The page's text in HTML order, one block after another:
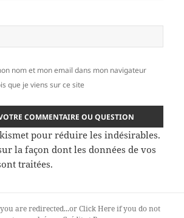
nom et mon email dans mon navigateur
que je viens sur ce site
pour réduire les indésirables.
la façon dont les données de vos
traitées.
are redirected...orClick Hereif you do not